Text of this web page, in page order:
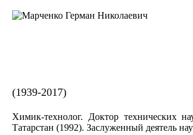
(1939-2017)
Химик-технолог. Доктор технических
Татарстан (1992). Заслуженный деятель